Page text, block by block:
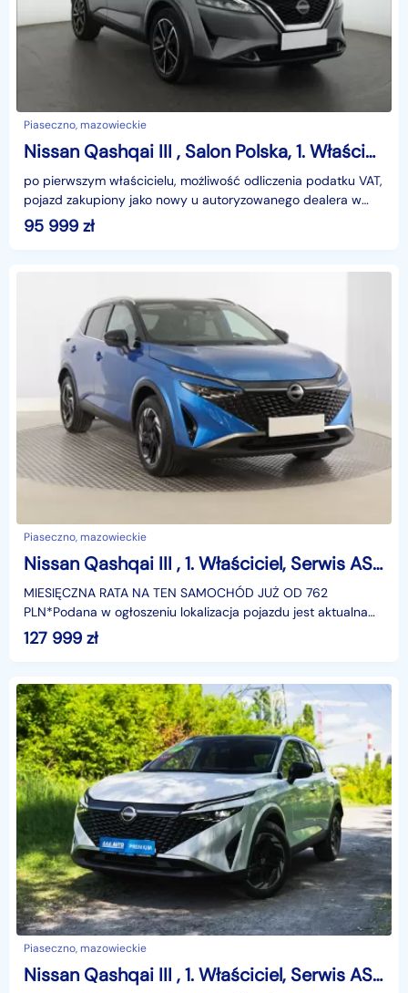
Piaseczno, mazowieckie
Nissan Qashqai III , Salon Polska, 1. Właściciel, Serwis ASO, Automat, VAT 23%,
po pierwszym właścicielu, możliwość odliczenia podatku VAT,
pojazd zakupiony jako nowy u autoryzowanego dealera w
Polsce, udokumentowana historia serwisowa - uz
95 999 zł
Piaseczno, mazowieckie
Nissan Qashqai III , 1. Właściciel, Serwis ASO, Automat, VAT 23%, Skóra, Navi,
MIESIĘCZNA RATA NA TEN SAMOCHÓD JUŻ OD 762
PLN*Podana w ogłoszeniu lokalizacja pojazdu jest aktualna
na dzień wystawienia ogłoszenia. Przed przyjazdem do
salonu
127 999 zł
Piaseczno, mazowieckie
Nissan Qashqai III , 1. Właściciel, Serwis ASO, Automat, VAT 23%, Skóra, Navi,